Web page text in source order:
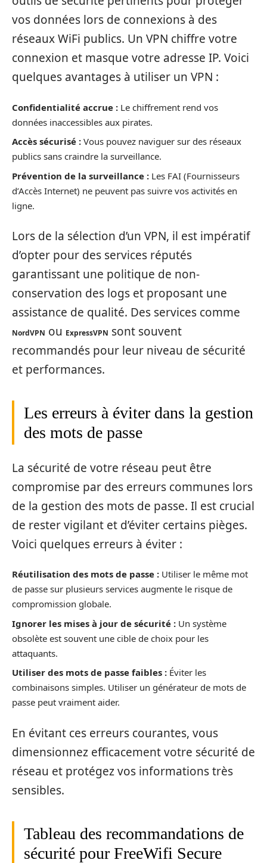
vos données lors de connexions à des
réseaux WiFi publics. Un VPN chiffre votre
connexion et masque votre adresse IP. Voici
quelques avantages à utiliser un VPN :
Confidentialité accrue : Le chiffrement rend vos
données inaccessibles aux pirates.
Accès sécurisé : Vous pouvez naviguer sur des réseaux
publics sans craindre la surveillance.
Prévention de la surveillance : Les FAI (Fournisseurs
d’Accès Internet) ne peuvent pas suivre vos activités en
ligne.
Lors de la sélection d’un VPN, il est impératif
d’opter pour des services réputés
garantissant une politique de non-
conservation des logs et proposant une
assistance de qualité. Des services comme
NordVPN ou ExpressVPN sont souvent
recommandés pour leur niveau de sécurité
et performances.
Les erreurs à éviter dans la gestion
des mots de passe
La sécurité de votre réseau peut être
compromise par des erreurs communes lors
de la gestion des mots de passe. Il est crucial
de rester vigilant et d’éviter certains pièges.
Voici quelques erreurs à éviter :
Réutilisation des mots de passe : Utiliser le même mot
de passe sur plusieurs services augmente le risque de
compromission globale.
Ignorer les mises à jour de sécurité : Un système
obsolète est souvent une cible de choix pour les
attaquants.
Utiliser des mots de passe faibles : Éviter les
combinaisons simples. Utiliser un générateur de mots de
passe peut vraiment aider.
En évitant ces erreurs courantes, vous
dimensionnez efficacement votre sécurité de
réseau et protégez vos informations très
sensibles.
Tableau des recommandations de
sécurité pour FreeWifi Secure